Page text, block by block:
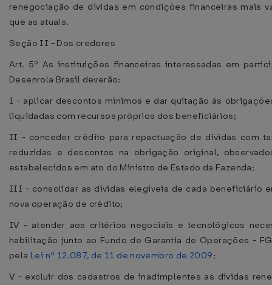
renegociação de dívidas em condições financeiras mais
que as atuais.
Seção II - Dos credores
Art. 5º As instituições financeiras interessadas em
Desenrola Brasil deverão:
I - aplicar descontos mínimos e dar quitação às
liquidadas com recursos próprios dos beneficiários;
II - conceder crédito para repactuação de dívidas com
reduzidas e descontos na obrigação original,
estabelecidos em ato do Ministro de Estado da Fazenda;
III - consolidar as dívidas elegíveis de cada beneficiário
nova operação de crédito;
IV - atender aos critérios negociais e tecnológicos
habilitação junto ao Fundo de Garantia de Operações -
pela Lei nº 12.087, de 11 de novembro de 2009;
V - excluir dos cadastros de inadimplentes as dívidas